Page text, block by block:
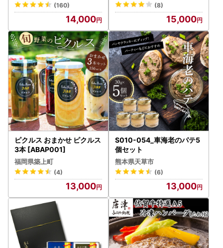
(160)
14,000
(8)
15,000
ピクルス おまかせ ピクルス
3本 [ABAP001]
福岡県築上町
(4)
13,000
S010-054_車海老のパテ5
個セット
熊本県天草市
(6)
13,000